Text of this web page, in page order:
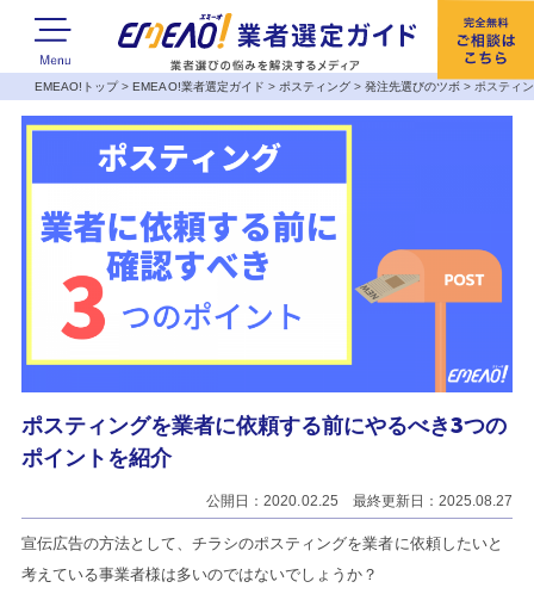
EMEAO!トップ>EMEAO!業者選定ガイド > ポスティング>発注先選びのツボ > ポスティ
ポスティングを業者に依頼する前にやるべき3つの
ポイントを紹介
公開日：2020.02.25 最終更新日：2025.08.27
宣伝広告の方法として、チラシのポスティングを業者に依頼したいと
考えている事業者様は多いのではないでしょうか？